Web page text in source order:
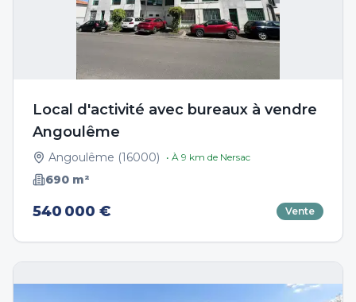
Local d'activité avec bureaux à vendre
Angoulême
Angoulême (16000) • À 9 km de Nersac
690 m²
540 000 € Vente